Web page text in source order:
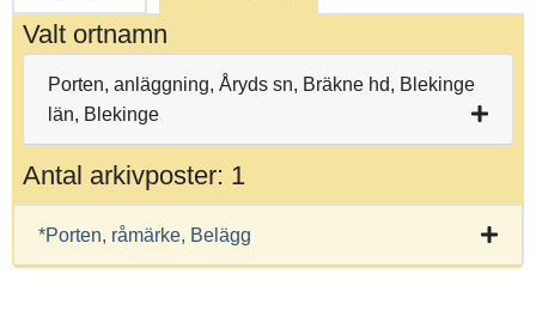
Valt ortnamn
Porten, anläggning, Åryds sn, Bräkne hd, Blekinge
län, Blekinge
Antal arkivposter: 1
*Porten, råmärke, Belägg